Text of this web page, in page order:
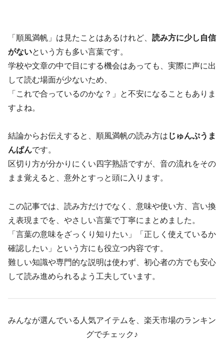
「順風満帆」は見たことはあるけれど、 読み方に少し自信
がないという方も多い言葉です。
学校や文章の中で目にする機会はあっても、実際に声に出
して読む場面が少ないため、
「これで合っているのかな？」と不安になることもありま
すよね。
結論からお伝えすると、順風満帆の読み方は じゅんぷうま
んぱんです。
区切り方が分かりにくい四字熟語ですが、音の流れをその
まま覚えると、意外とすっと頭に入ります。
この記事では、読み方だけでなく、意味や使い方、言い換
え表現までを、やさしい言葉で丁寧にまとめました。
「言葉の意味をざっくり知りたい」「正しく使えているか
確認したい」という方にも役立つ内容です。
難しい知識や専門的な説明は使わず、初心者の方でも安心
して読み進められるよう工夫しています。
みんなが選んでいる人気アイテムを、楽天市場のランキン
グでチェック♪